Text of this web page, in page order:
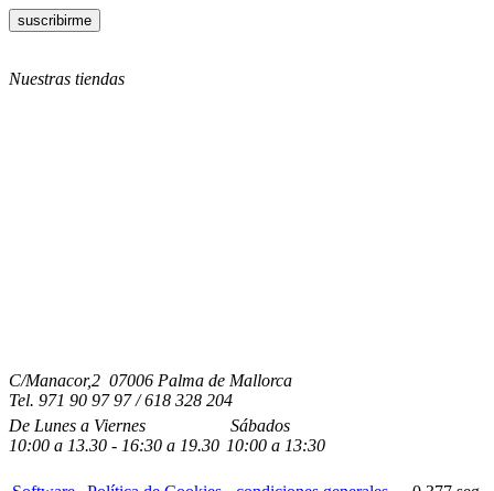
Nuestras tiendas
C/Manacor,2 07006 Palma de Mallorca
Tel. 971 90 97 97 / 618 328 204
De Lunes a Viernes
10:00 a 13.30 - 16:30 a 19.30
Sábados
10:00 a 13:30